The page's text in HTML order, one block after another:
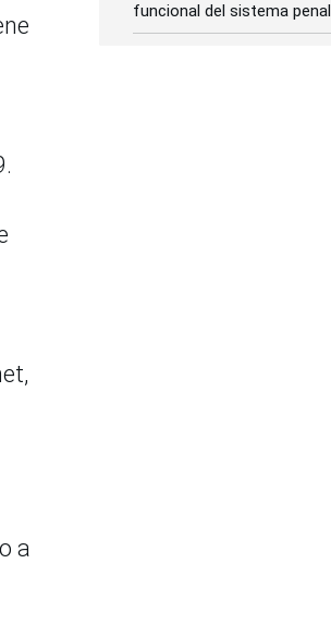
a
funcional del sistema penal